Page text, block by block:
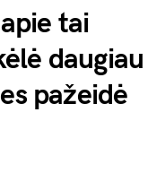
tai
daugiau
pažeidė